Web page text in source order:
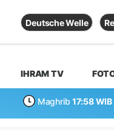
Deutsche Welle
IHRAM TV
Maghrib 17:58 WIB